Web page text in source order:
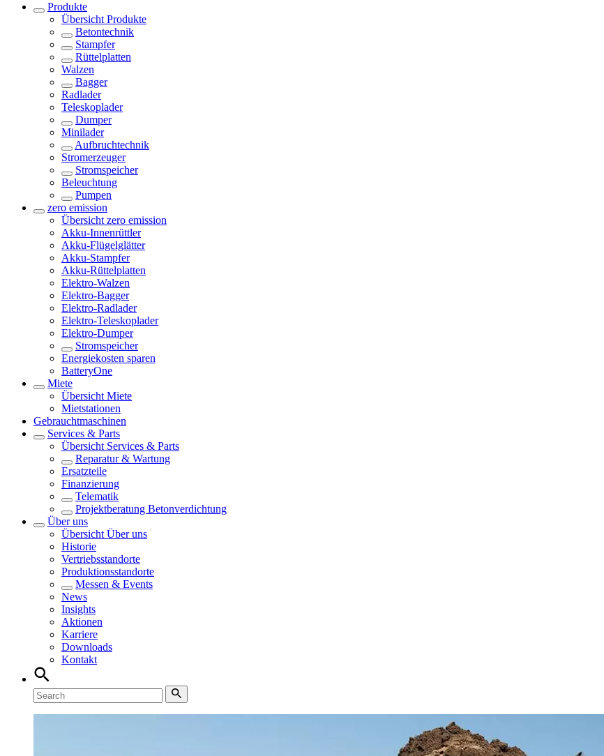
Produkte
Übersicht Produkte
Betontechnik
Stampfer
Rüttelplatten
Walzen
Bagger
Radlader
Teleskoplader
Dumper
Minilader
Aufbruchtechnik
Stromerzeuger
Stromspeicher
Beleuchtung
Pumpen
zero emission
Übersicht zero emission
Akku-Innenrüttler
Akku-Flügelglätter
Akku-Stampfer
Akku-Rüttelplatten
Elektro-Walzen
Elektro-Bagger
Elektro-Radlader
Elektro-Teleskoplader
Elektro-Dumper
Stromspeicher
Energiekosten sparen
BatteryOne
Miete
Übersicht Miete
Mietstationen
Gebrauchtmaschinen
Services & Parts
Übersicht Services & Parts
Reparatur & Wartung
Ersatzteile
Finanzierung
Telematik
Projektberatung Betonverdichtung
Über uns
Übersicht Über uns
Historie
Vertriebsstandorte
Produktionsstandorte
Messen & Events
News
Insights
Aktionen
Karriere
Downloads
Kontakt